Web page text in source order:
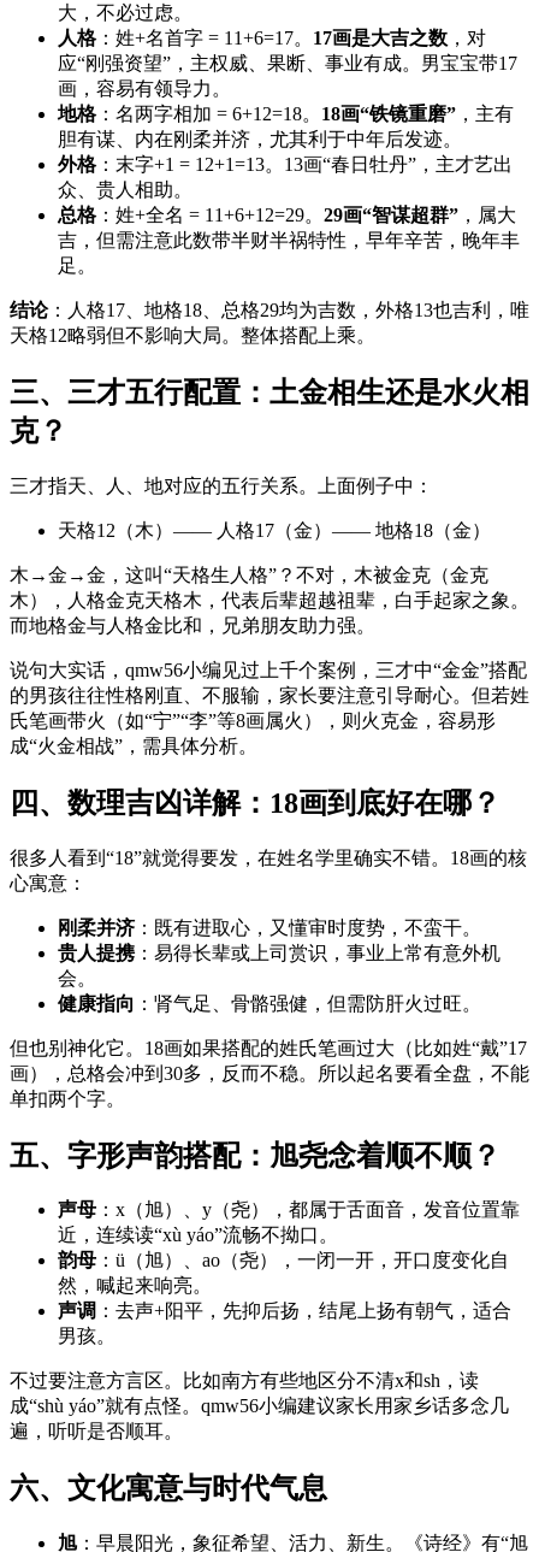
大，不必过虑。
人格：姓+名首字 = 11+6=17。 17画是大吉之数 ，对
应“刚强资望”，主权威、果断、事业有成。男宝宝带17
画，容易有领导力。
地格：名两字相加 = 6+12=18。 18画“铁镜重磨” ，主有
胆有谋、内在刚柔并济，尤其利于中年后发迹。
外格：末字+1 = 12+1=13。13画“春日牡丹”，主才艺出
众、贵人相助。
总格：姓+全名 = 11+6+12=29。 29画“智谋超群” ，属大
吉，但需注意此数带半财半祸特性，早年辛苦，晚年丰
足。
结论：人格17、地格18、总格29均为吉数，外格13也吉利，唯
天格12略弱但不影响大局。整体搭配上乘。
三、三才五行配置：土金相生还是水火相
克？
三才指天、人、地对应的五行关系。上面例子中：
天格12（木）—— 人格17（金）—— 地格18（金）
木→金→金，这叫“天格生人格”？不对，木被金克（金克
木），人格金克天格木，代表后辈超越祖辈，白手起家之象。
而地格金与人格金比和，兄弟朋友助力强。
说句大实话，qmw56小编见过上千个案例，三才中“金金”搭配
的男孩往往性格刚直、不服输，家长要注意引导耐心。但若姓
氏笔画带火（如“宁”“李”等8画属火），则火克金，容易形
成“火金相战”，需具体分析。
四、数理吉凶详解：18画到底好在哪？
很多人看到“18”就觉得要发，在姓名学里确实不错。18画的核
心寓意：
刚柔并济：既有进取心，又懂审时度势，不蛮干。
贵人提携：易得长辈或上司赏识，事业上常有意外机
会。
健康指向 ：肾气足、骨骼强健，但需防肝火过旺。
但也别神化它。18画如果搭配的姓氏笔画过大（比如姓“戴”17
画），总格会冲到30多，反而不稳。所以起名要看全盘，不能
单扣两个字。
五、字形声韵搭配：旭尧念着顺不顺？
声母 ：x（旭）、y（尧），都属于舌面音，发音位置靠
近，连续读“xù yáo”流畅不拗口。
韵母 ：ü（旭）、ao（尧），一闭一开，开口度变化自
然，喊起来响亮。
声调 ：去声+阳平，先抑后扬，结尾上扬有朝气，适合
男孩。
不过要注意方言区。比如南方有些地区分不清x和sh，读
成“shù yáo”就有点怪。qmw56小编建议家长用家乡话多念几
遍，听听是否顺耳。
六、文化寓意与时代气息
旭 ：早晨阳光，象征希望、活力、新生。《诗经》有“旭